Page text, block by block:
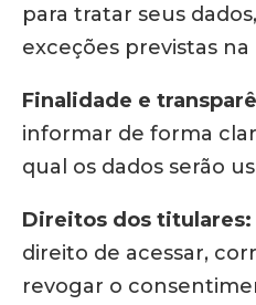
para tratar seus
exceções previstas na
Finalidade e
informar de forma
qual os dados serão
Direitos dos titulares:
direito de acessar,
revogar o